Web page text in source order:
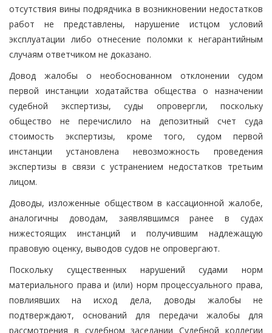
отсутствия вины подрядчика в возникновении недостатков
работ не представлены, нарушение истцом условий
эксплуатации либо отнесение поломки к негарантийным
случаям ответчиком не доказано.
Довод жалобы о необоснованном отклонении судом
первой инстанции ходатайства общества о назначении
судебной экспертизы, суды опровергли, поскольку
общество не перечислило на депозитный счет суда
стоимость экспертизы, кроме того, судом первой
инстанции установлена невозможность проведения
экспертизы в связи с устранением недостатков третьим
лицом.
Доводы, изложенные обществом в кассационной жалобе,
аналогичны доводам, заявлявшимся ранее в судах
нижестоящих инстанций и получившим надлежащую
правовую оценку, выводов судов не опровергают.
Поскольку существенных нарушений судами норм
материального права и (или) норм процессуального права,
повлиявших на исход дела, доводы жалобы не
подтверждают, оснований для передачи жалобы для
рассмотрения в судебном заседании Судебной коллегии